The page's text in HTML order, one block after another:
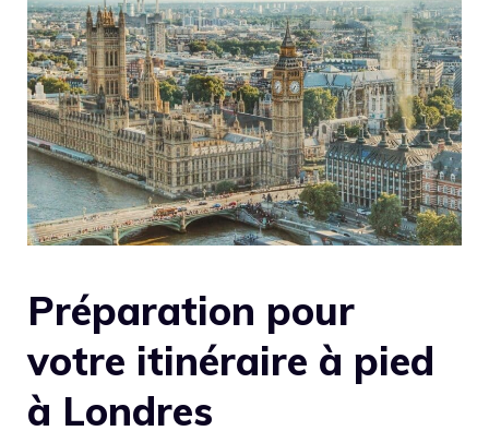
Préparation pour
votre itinéraire à pied
à Londres